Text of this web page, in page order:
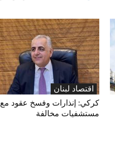
اقتصاد لبنان
كركي: إنذارات وفسخ عقود مع
مستشفيات مخالفة